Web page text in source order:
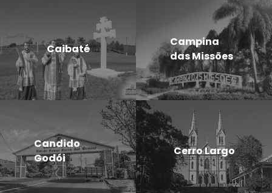
Caibaté
Campina
das Missões
Candido
Godói
Cerro Largo